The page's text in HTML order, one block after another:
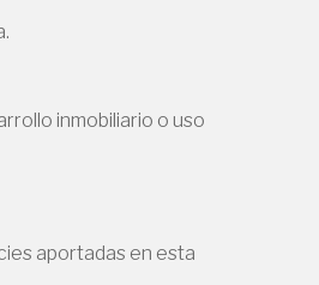
inmobiliario o uso
aportadas en esta